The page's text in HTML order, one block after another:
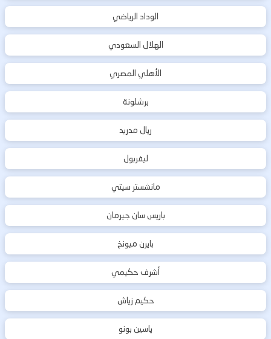
الوداد الرياضي
الهلال السعودي
الأهلي المصري
برشلونة
ريال مدريد
ليفربول
مانشستر سيتي
باريس سان جيرمان
بايرن ميونخ
أشرف حكيمي
حكيم زياش
ياسين بونو